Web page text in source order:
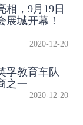
相，9月19日
展城开幕！
2020-12-20
孚教育车队
之一
2020-12-20